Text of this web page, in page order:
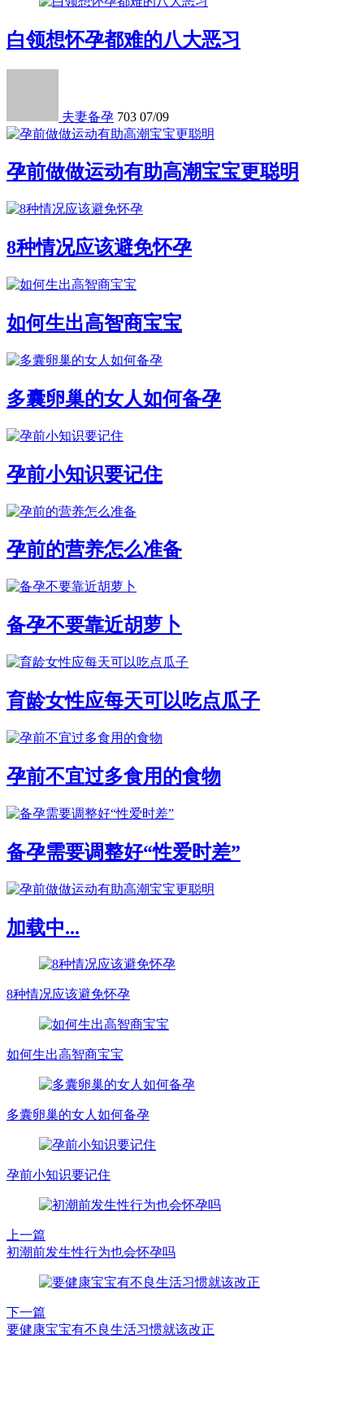
白领想怀孕都难的八大恶习
夫妻备孕 703 07/09
孕前做做运动有助高潮宝宝更聪明
8种情况应该避免怀孕
如何生出高智商宝宝
多囊卵巢的女人如何备孕
孕前小知识要记住
孕前的营养怎么准备
备孕不要靠近胡萝卜
育龄女性应每天可以吃点瓜子
孕前不宜过多食用的食物
备孕需要调整好“性爱时差”
加载中...
8种情况应该避免怀孕
如何生出高智商宝宝
多囊卵巢的女人如何备孕
孕前小知识要记住
上一篇
初潮前发生性行为也会怀孕吗
下一篇
要健康宝宝有不良生活习惯就该改正